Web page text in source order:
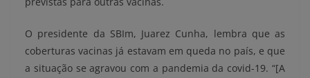
O presidente da SBIm, Juarez Cunha, lembra que as
coberturas vacinas já estavam em queda no país, e que
a situação se agravou com a pandemia da covid-19. “[A